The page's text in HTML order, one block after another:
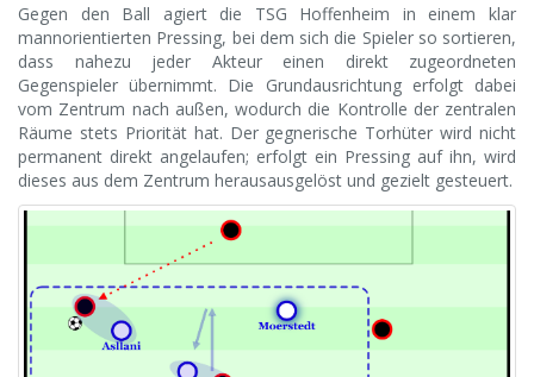
Gegen den Ball agiert die TSG Hoffenheim in einem klar
mannorientierten Pressing, bei dem sich die Spieler so sortieren,
dass nahezu jeder Akteur einen direkt zugeordneten
Gegenspieler übernimmt. Die Grundausrichtung erfolgt dabei
vom Zentrum nach außen, wodurch die Kontrolle der zentralen
Räume stets Priorität hat. Der gegnerische Torhüter wird nicht
permanent direkt angelaufen; erfolgt ein Pressing auf ihn, wird
dieses aus dem Zentrum herausausgelöst und gezielt gesteuert.